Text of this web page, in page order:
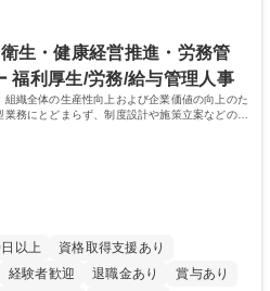
医面談、休職・復職手続き等の労務サ
内案内■その他、拠点運営に関わる管理
プであり福利厚生は充実しているとと
学 高専
生・健康経営推進・労務管
福利厚生/労務/給与管理人事
織全体の生産性向上および企業価値の向上のた
務にとどまらず、制度設計や施策立案などの上
以上
資格取得支援あり
経験者歓迎 退職金あり
賞与あり